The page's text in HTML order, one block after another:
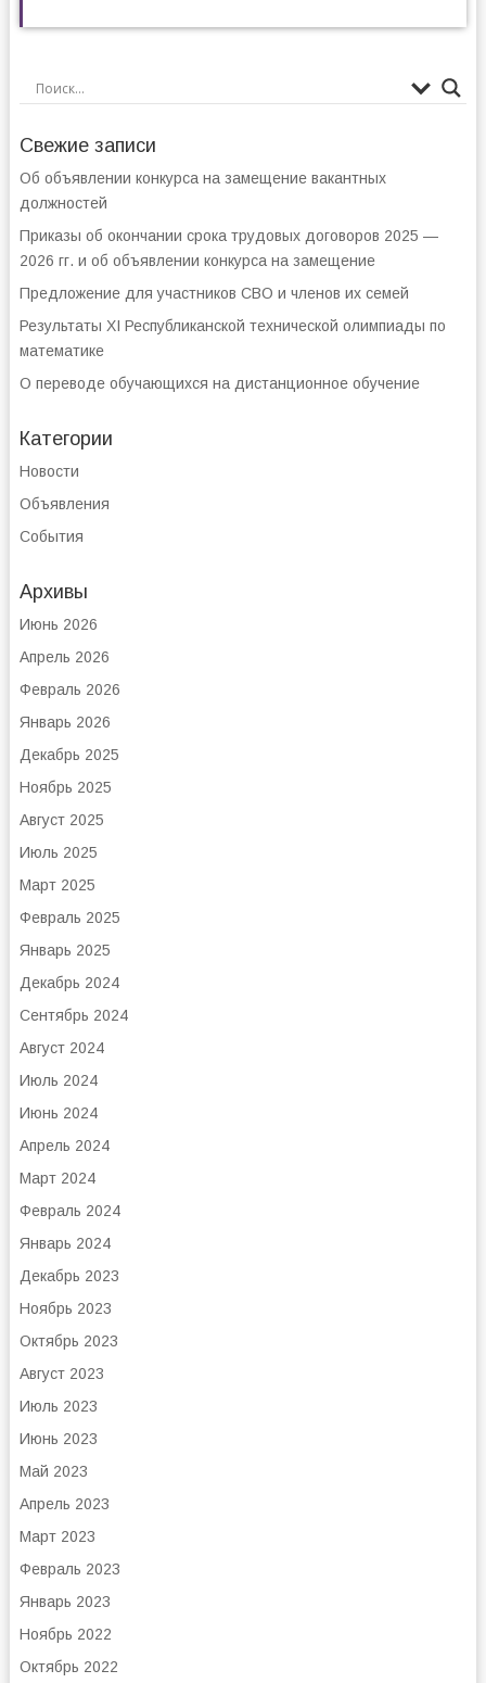
Свежие записи
Об объявлении конкурса на замещение вакантных
должностей
Приказы об окончании срока трудовых договоров 2025 —
2026 гг. и об объявлении конкурса на замещение
Предложение для участников СВО и членов их семей
Результаты XI Республиканской технической олимпиады по
математике
О переводе обучающихся на дистанционное обучение
Категории
Новости
Объявления
События
Архивы
Июнь 2026
Апрель 2026
Февраль 2026
Январь 2026
Декабрь 2025
Ноябрь 2025
Август 2025
Июль 2025
Март 2025
Февраль 2025
Январь 2025
Декабрь 2024
Сентябрь 2024
Август 2024
Июль 2024
Июнь 2024
Апрель 2024
Март 2024
Февраль 2024
Январь 2024
Декабрь 2023
Ноябрь 2023
Октябрь 2023
Август 2023
Июль 2023
Июнь 2023
Май 2023
Апрель 2023
Март 2023
Февраль 2023
Январь 2023
Ноябрь 2022
Октябрь 2022